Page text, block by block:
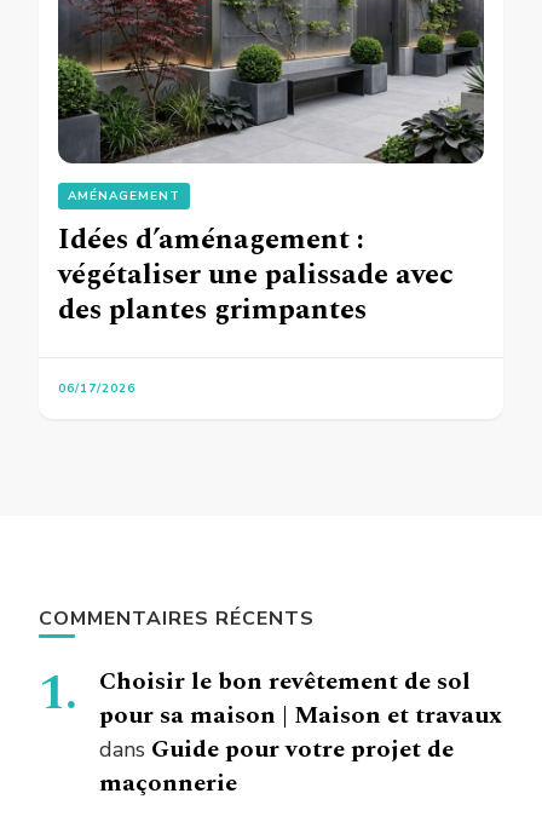
AMÉNAGEMENT
Idées d’aménagement :
végétaliser une palissade avec
des plantes grimpantes
06/17/2026
COMMENTAIRES RÉCENTS
Choisir le bon revêtement de sol
pour sa maison | Maison et travaux
dans Guide pour votre projet de
maçonnerie